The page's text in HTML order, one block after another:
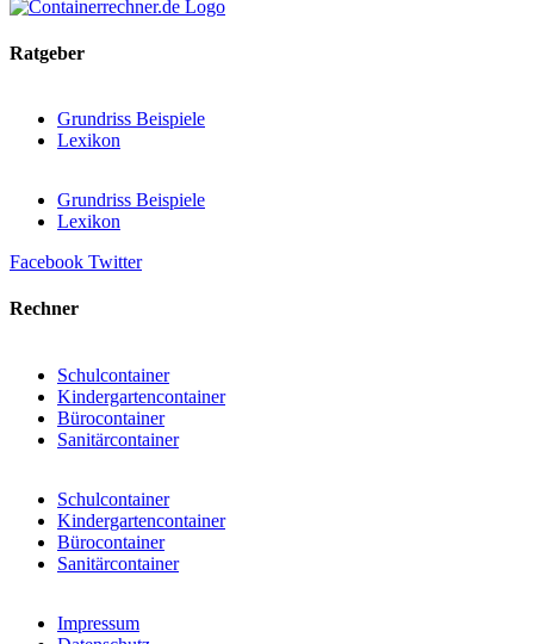
Ratgeber
Grundriss Beispiele
Lexikon
Grundriss Beispiele
Lexikon
Facebook Twitter
Rechner
Schulcontainer
Kindergartencontainer
Bürocontainer
Sanitärcontainer
Schulcontainer
Kindergartencontainer
Bürocontainer
Sanitärcontainer
Impressum